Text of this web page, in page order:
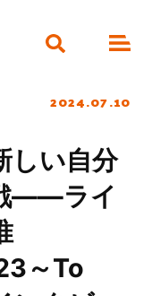
2024.07.10
しい自分
――ライ
～To